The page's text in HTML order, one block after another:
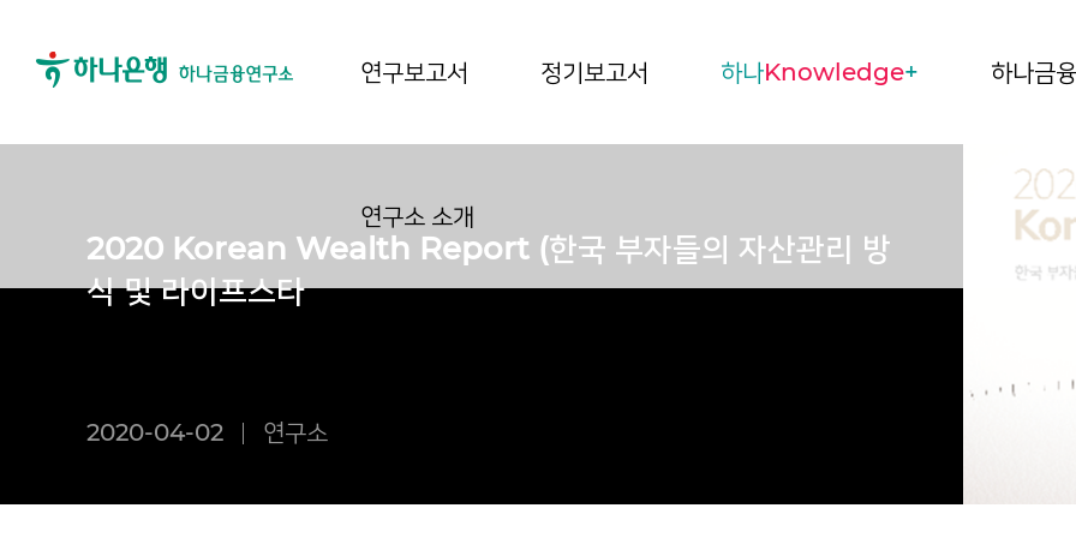
연구보고서 정기보고서 하나Knowledge+ 하나금
연구소 소개
2020 Korean Wealth Report (한국 부자들의 자산관리 방
식 및 라이프스타
2020-04-02 연구소